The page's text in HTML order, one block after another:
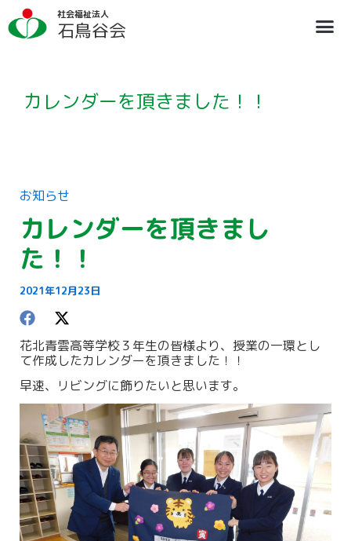
容
を
社会福祉法人
石鳥谷会
カレンダーを頂きました！！
お知らせ
カレンダーを頂きまし
た！！
2021年12月23日
花北青雲高等学校３年生の皆様より、授業の一環とし
て作成したカレンダーを頂きました！！
早速、リビングに飾りたいと思います。
ア
ー
カ